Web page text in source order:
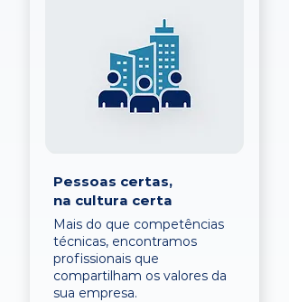
Pessoas certas,
na cultura certa
Mais do que competências
técnicas, encontramos
profissionais que
compartilham os valores da
sua empresa.